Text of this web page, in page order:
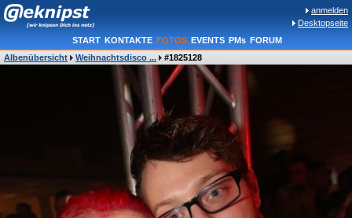
anmelden
Desktopseite
START KONTAKTE FOTOS EVENTS PMs FORUM
Albenübersicht
Weihnachtsdisco ... #1825128